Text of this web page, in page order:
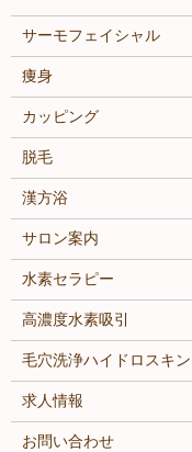
サーモフェイシャル
痩身
カッピング
脱毛
漢方浴
サロン案内
水素セラピー
高濃度水素吸引
毛穴洗浄ハイドロスキン
求人情報
お問い合わせ